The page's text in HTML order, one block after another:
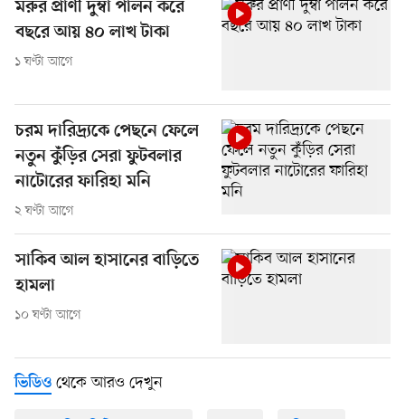
মরুর প্রাণী দুম্বা পালন করে
বছরে আয় ৪০ লাখ টাকা
১ ঘণ্টা আগে
চরম দারিদ্র্যকে পেছনে ফেলে
নতুন কুঁড়ির সেরা ফুটবলার
নাটোরের ফারিহা মনি
২ ঘণ্টা আগে
সাকিব আল হাসানের বাড়িতে
হামলা
১০ ঘণ্টা আগে
ভিডিও থেকে আরও দেখুন